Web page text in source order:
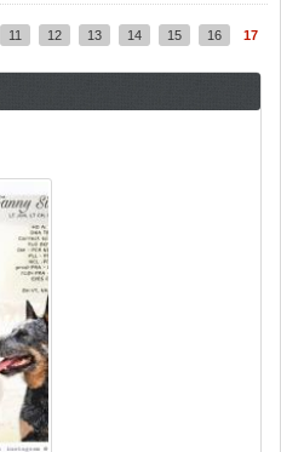
11 12 13 14 15 16 17